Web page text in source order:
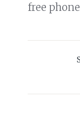
free